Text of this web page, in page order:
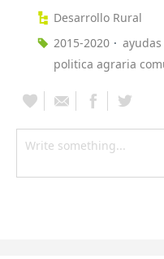
Desarrollo Rural
2015-2020
ayudas
politica agraria